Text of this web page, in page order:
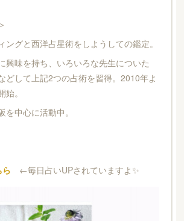
ングと西洋占星術をしようしての鑑定。
興味を持ち、いろいろな先生についた
どして上記2つの占術を習得。2010年よ
。
中心に活動中。
ら ←毎日占いUPされていますよ✨